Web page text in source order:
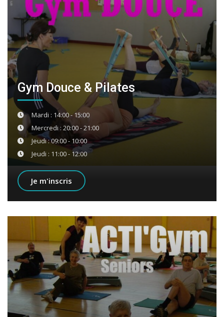
Gym Douce & Pilates
Mardi : 14:00 - 15:00
Mercredi : 20:00 - 21:00
Jeudi : 09:00 - 10:00
Jeudi : 11:00 - 12:00
Je m'inscris